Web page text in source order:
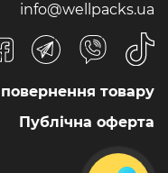
info@wellpacks.ua
повернення товару
Публічна оферта